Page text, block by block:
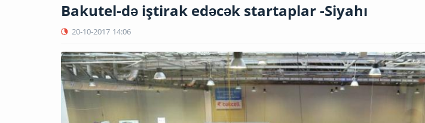
Bakutel-də iştirak edəcək startaplar -Siyahı
20-10-2017 14:06